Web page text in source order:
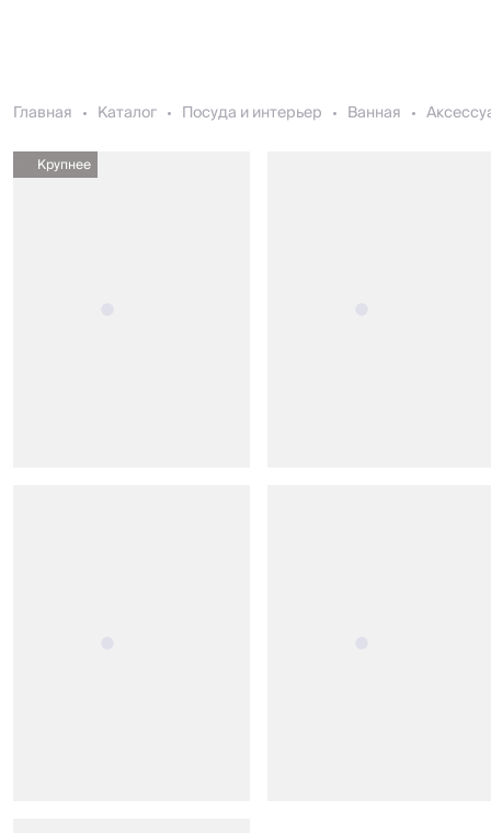
Главная Каталог Посуда и интерьер Ванная
Крупнее